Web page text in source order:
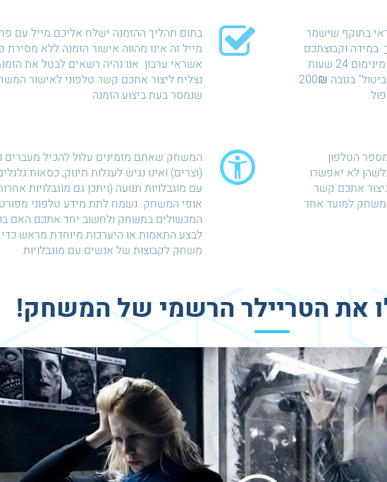
בתום תהליך ההזמנה ישלח אליכם מייל עם
מייל זה אינו מהווה אישור הזמנה ללא מסירת
אשראי ערבון. אנו נהיה רשאים לבטל את
נצליח ליצור אתכם קשר טלפוני לאישור
שנמסר בעת ביצוע הזמנה
בתוקף שישמר
. במידה וקבוצתכם
לא תתייצב למשחק ללא התראה של מינימום 24 שעות
לפני מועד המשחק נאלץ לגבות "דמי ביטול" בגובה 200₪
המשחק שאתם מזמינים עלול להכיל מעברים
(וצרים) ואינו נגיש לעגלות תינוק, כסאות
עם מוגבלויות תנועה (ויתכן גם מוגבלויות
אופי המשחק. נשמח לתת מידע טלפוני
המכשולים במשחק ולחשוב יחד אתכם האם
לבצע התאמות או היערכות מיוחדת מראש
משחק לקבוצות של אנשים עם מוגבלויות
הטלפון
לא יאפשרו
אתכם קשר
משחק למועד אחר
את הטריילר הרשמי של המשחק!